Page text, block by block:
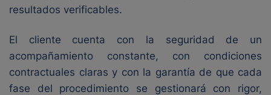
resultados verificables.
El cliente cuenta con la seguridad de un
acompañamiento constante, con condiciones
contractuales claras y con la garantía de que cada
fase del procedimiento se gestionará con rigor,